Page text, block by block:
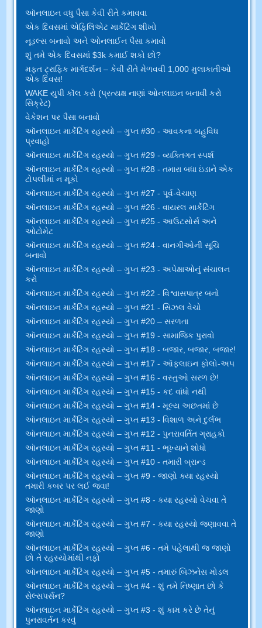
ઑનલાઇન વધુ પૈસા કેવી રીતે કમાવવા
એક દિવસમાં એફિલિએટ માર્કેટિંગ શીખો
નૂડલ્સ બનાવો અને ઓનલાઈન પૈસા કમાવો
શું તમે એક દિવસમાં $3k કમાઈ શકો છો?
મફત ટ્રાફિક માર્ગદર્શન – કેવી રીતે મેળવવી 1,000 મુલાકાતીઓ
એક દિવસ!
WAKE યુપી કૉલ કરો (પ્રત્યક્ષ નાણાં ઓનલાઇન બનાવી કરો
સિક્રેટ)
વેકેશન પર પૈસા બનાવો
ઑનલાઇન માર્કેટિંગ રહસ્યો – ગુપ્ત #30 - આવકના બહુવિધ
પ્રવાહો
ઑનલાઇન માર્કેટિંગ રહસ્યો – ગુપ્ત #29 - વ્યક્તિગત સ્પર્શ
ઑનલાઇન માર્કેટિંગ રહસ્યો – ગુપ્ત #28 - તમારા બધા ઇંડાને એક
ટોપલીમાં ન મૂકો
ઑનલાઇન માર્કેટિંગ રહસ્યો – ગુપ્ત #27 - પૂર્વ-વેચાણ
ઑનલાઇન માર્કેટિંગ રહસ્યો – ગુપ્ત #26 - વાયરલ માર્કેટિંગ
ઑનલાઇન માર્કેટિંગ રહસ્યો – ગુપ્ત #25 - આઉટસોર્સ અને
ઓટોમેટ
ઑનલાઇન માર્કેટિંગ રહસ્યો – ગુપ્ત #24 - વાનગીઓની સૂચિ
બનાવો
ઑનલાઇન માર્કેટિંગ રહસ્યો – ગુપ્ત #23 - અપેક્ષાઓનું સંચાલન
કરો
ઑનલાઇન માર્કેટિંગ રહસ્યો – ગુપ્ત #22 - વિશ્વાસપાત્ર બનો
ઑનલાઇન માર્કેટિંગ રહસ્યો – ગુપ્ત #21 - સિઝલ વેચો
ઑનલાઇન માર્કેટિંગ રહસ્યો – ગુપ્ત #20 – સરળતા
ઑનલાઇન માર્કેટિંગ રહસ્યો – ગુપ્ત #19 - સામાજિક પુરાવો
ઑનલાઇન માર્કેટિંગ રહસ્યો – ગુપ્ત #18 - બજાર, બજાર, બજાર!
ઑનલાઇન માર્કેટિંગ રહસ્યો – ગુપ્ત #17 - ઑફલાઇન ફોલો-અપ
ઑનલાઇન માર્કેટિંગ રહસ્યો – ગુપ્ત #16 - વસ્તુઓ સરળ છે!
ઑનલાઇન માર્કેટિંગ રહસ્યો – ગુપ્ત #15 - કદ વાંધો નથી
ઑનલાઇન માર્કેટિંગ રહસ્યો – ગુપ્ત #14 - મૂલ્ય અછતમાં છે
ઑનલાઇન માર્કેટિંગ રહસ્યો – ગુપ્ત #13 - વિશાળ અને દુર્લભ
ઑનલાઇન માર્કેટિંગ રહસ્યો – ગુપ્ત #12 - પુનરાવર્તિત ગ્રાહકો
ઑનલાઇન માર્કેટિંગ રહસ્યો – ગુપ્ત #11 - ભૂખ્યાને શોધો
ઑનલાઇન માર્કેટિંગ રહસ્યો – ગુપ્ત #10 - તમારી બ્રાન્ડ
ઑનલાઇન માર્કેટિંગ રહસ્યો – ગુપ્ત #9 - જાણો ક્યા રહસ્યો
તમારી કબર પર લઈ જવા!
ઑનલાઇન માર્કેટિંગ રહસ્યો – ગુપ્ત #8 - કયા રહસ્યો વેચવા તે
જાણો
ઑનલાઇન માર્કેટિંગ રહસ્યો – ગુપ્ત #7 - કયા રહસ્યો જણાવવા તે
જાણો
ઑનલાઇન માર્કેટિંગ રહસ્યો – ગુપ્ત #6 - તમે પહેલાથી જ જાણો
છો તે રહસ્યોમાંથી નફો
ઑનલાઇન માર્કેટિંગ રહસ્યો – ગુપ્ત #5 - તમારું બિઝનેસ મોડલ
ઑનલાઇન માર્કેટિંગ રહસ્યો – ગુપ્ત #4 - શું તમે નિષ્ણાત છો કે
સેલ્સપર્સન?
ઑનલાઇન માર્કેટિંગ રહસ્યો – ગુપ્ત #3 - શું કામ કરે છે તેનું
પુનરાવર્તન કરવું